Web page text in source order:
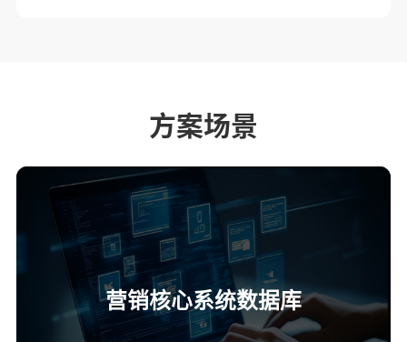
方案场景
营销核心系统数据库